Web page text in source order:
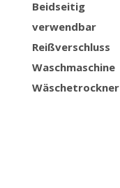
Beidseitig
verwendbar
Reißverschluss
Waschmaschine
Wäschetrockner